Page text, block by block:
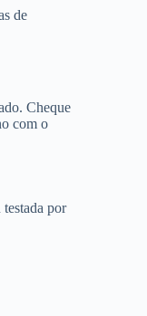
de
Cheque
com o
por